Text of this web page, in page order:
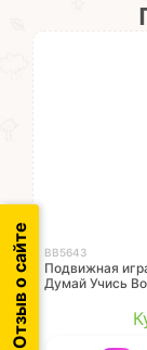
ВВ5643
Подвижная
Думай Учись
Отзыв о сайте